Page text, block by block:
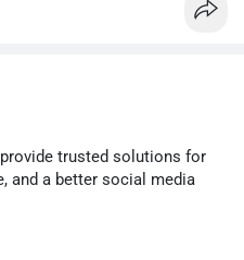
trusted solutions for
and a better social media